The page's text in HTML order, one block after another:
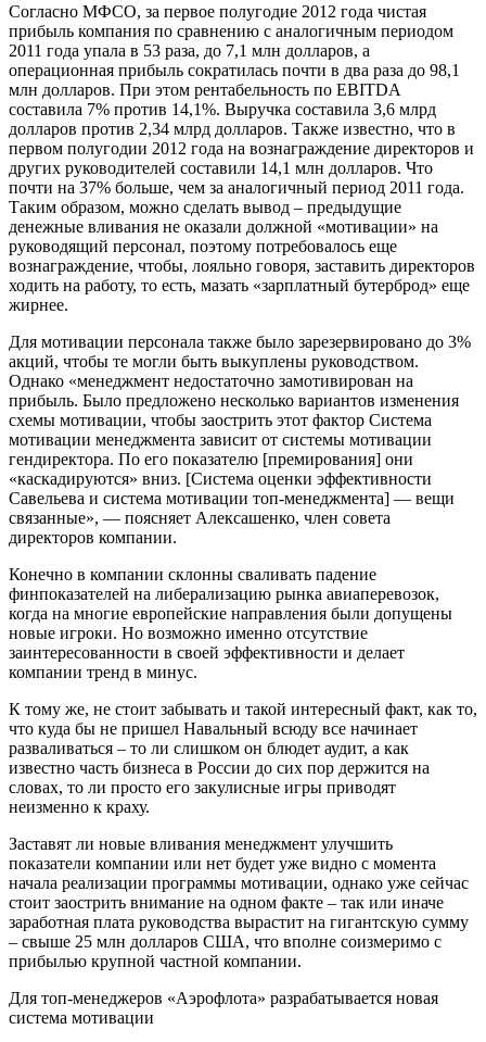
Согласно МФСО, за первое полугодие 2012 года чистая
прибыль компания по сравнению с аналогичным периодом
2011 года упала в 53 раза, до 7,1 млн долларов, а
операционная прибыль сократилась почти в два раза до 98,1
млн долларов. При этом рентабельность по EBITDA
составила 7% против 14,1%. Выручка составила 3,6 млрд
долларов против 2,34 млрд долларов. Также известно, что в
первом полугодии 2012 года на вознаграждение директоров и
других руководителей составили 14,1 млн долларов. Что
почти на 37% больше, чем за аналогичный период 2011 года.
Таким образом, можно сделать вывод – предыдущие
денежные вливания не оказали должной «мотивации» на
руководящий персонал, поэтому потребовалось еще
вознаграждение, чтобы, лояльно говоря, заставить директоров
ходить на работу, то есть, мазать «зарплатный бутерброд» еще
жирнее.
Для мотивации персонала также было зарезервировано до 3%
акций, чтобы те могли быть выкуплены руководством.
Однако «менеджмент недостаточно замотивирован на
прибыль. Было предложено несколько вариантов изменения
схемы мотивации, чтобы заострить этот фактор Система
мотивации менеджмента зависит от системы мотивации
гендиректора. По его показателю [премирования] они
«каскадируются» вниз. [Система оценки эффективности
Савельева и система мотивации топ-менеджмента] — вещи
связанные», — поясняет Алексашенко, член совета
директоров компании.
Конечно в компании склонны сваливать падение
финпоказателей на либерализацию рынка авиаперевозок,
когда на многие европейские направления были допущены
новые игроки. Но возможно именно отсутствие
заинтересованности в своей эффективности и делает
компании тренд в минус.
К тому же, не стоит забывать и такой интересный факт, как то,
что куда бы не пришел Навальный всюду все начинает
разваливаться – то ли слишком он блюдет аудит, а как
известно часть бизнеса в России до сих пор держится на
словах, то ли просто его закулисные игры приводят
неизменно к краху.
Заставят ли новые вливания менеджмент улучшить
показатели компании или нет будет уже видно с момента
начала реализации программы мотивации, однако уже сейчас
стоит заострить внимание на одном факте – так или иначе
заработная плата руководства вырастит на гигантскую сумму
– свыше 25 млн долларов США, что вполне соизмеримо с
прибылью крупной частной компании.
Для топ-менеджеров «Аэрофлота» разрабатывается новая
система мотивации